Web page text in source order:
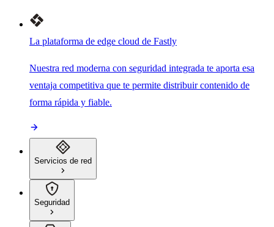
La plataforma de edge cloud de Fastly
Nuestra red moderna con seguridad integrada te aporta esa
ventaja competitiva que te permite distribuir contenido de
forma rápida y fiable.
Servicios de red
Seguridad